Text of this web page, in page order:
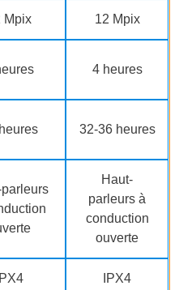
Mpix 12 Mpix
4 heures
32-36 heures
Haut-
parleurs à
conduction
ouverte
IPX4
IPX4